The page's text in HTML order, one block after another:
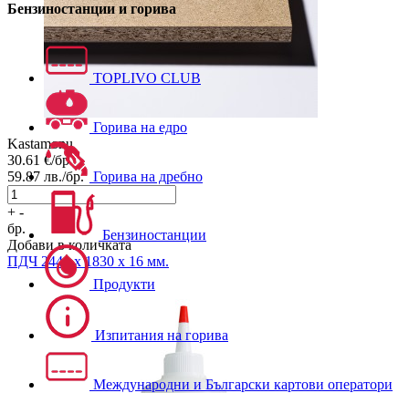
Kastamonu
30.61 €/бр.
59.87 лв./бр.
+ -
бр.
Добави в количката
ПДЧ 2440 х 1830 х 16 мм.
Бензиностанции и горива
TOPLIVO CLUB
Горива на едро
Горива на дребно
Бензиностанции
Продукти
Изпитания на горива
Международни и Български картови оператори